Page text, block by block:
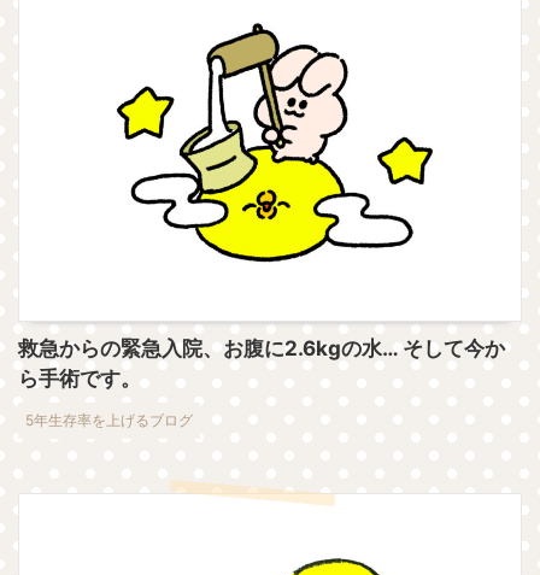
救急からの緊急入院、お腹に2.6kgの水… そして今か
ら手術です。
5年生存率を上げるブログ